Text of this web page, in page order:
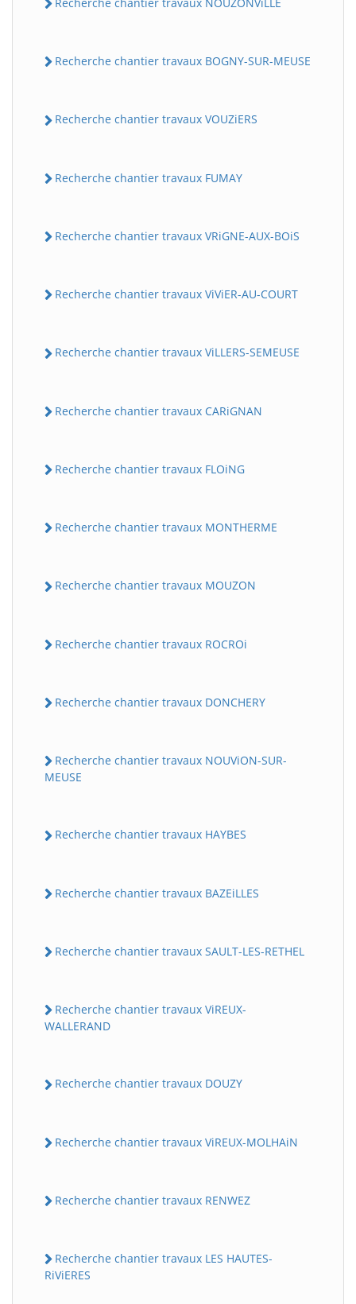
Recherche chantier travaux BOGNY-SUR-MEUSE
Recherche chantier travaux VOUZiERS
Recherche chantier travaux FUMAY
Recherche chantier travaux VRiGNE-AUX-BOiS
Recherche chantier travaux ViViER-AU-COURT
Recherche chantier travaux ViLLERS-SEMEUSE
Recherche chantier travaux CARiGNAN
Recherche chantier travaux FLOiNG
Recherche chantier travaux MONTHERME
Recherche chantier travaux MOUZON
Recherche chantier travaux ROCROi
Recherche chantier travaux DONCHERY
Recherche chantier travaux NOUViON-SUR-
MEUSE
Recherche chantier travaux HAYBES
Recherche chantier travaux BAZEiLLES
Recherche chantier travaux SAULT-LES-RETHEL
Recherche chantier travaux ViREUX-
WALLERAND
Recherche chantier travaux DOUZY
Recherche chantier travaux ViREUX-MOLHAiN
Recherche chantier travaux RENWEZ
Recherche chantier travaux LES HAUTES-
RiViERES